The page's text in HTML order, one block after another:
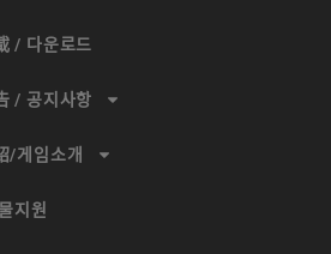
/ 다운로드
/ 공지사항
/게임소개
지원